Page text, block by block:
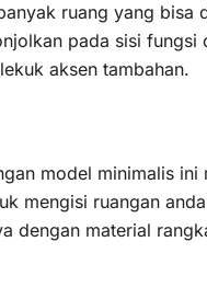
ruang yang bisa
pada sisi fungsi
aksen tambahan.
model minimalis ini
mengisi ruangan
dengan material